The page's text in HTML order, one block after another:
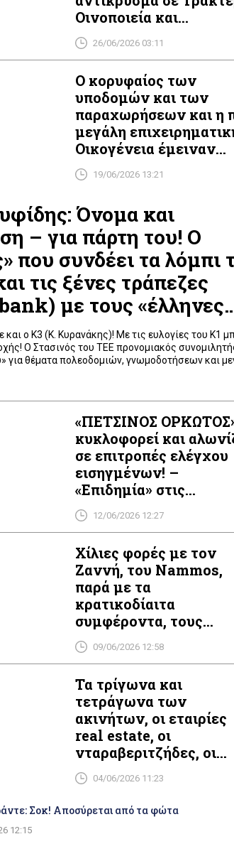
Οινοποιεία και
Ελαιοτριβεία! Οι
επώνυμες καταγγελίες
Εισαγγελία για το νέο
τεράστιο σκάνδαλο!
26/06/2026 03:11
Ο κορυφαίος των
υποδομών και των
παραχωρήσεων και η
μεγάλη
Οικογένεια έμειναν
εκτός ΣΕΒ! Ποιοι και
γιατί «τους πέταξαν
19/06/2026 13:21
Όνομα και
– για πάρτη του! Ο
που συνδέει τα λόμπι
τις ξένες τράπεζες
με τους «έλληνες
ο Κ3 (Κ. Κυρανάκης)! Με τις ευλογίες του Κ1
Ο Στασινός του ΤΕΕ προνομιακός
για θέματα πολεοδομιών, γνωμοδοτήσεων και
πλέγμα για μαλλιά που δεν το παίρνει ο αέρας
«ΠΕΤΣΙΝΟΣ
κυκλοφορεί και
σε επιτροπές ελέγχου
εισηγμένων! –
«Eπιδημία» στις
κατασκευές: Οι
εργολάβοι
«χτυπημένα» και
«άμεσης δαπάνης» έργα
12/06/2026 12:27
Χίλιες φορές με τον
Ζαννή, του Nammos,
παρά με τα
κρατικοδίαιτα
συμφέροντα, τους
φαντασμένους, τα
αρπακτικά και τους
Δημοσίου!
09/06/2026 12:58
Τα τρίγωνα και
τετράγωνα των
ακινήτων, οι εταιρίες
real estate, οι
νταραβεριτζήδες, οι
ενδιάμεσοι και οι πάσης
φύσης επενδυτές!
04/06/2026 11:23
Σοκ! Αποσύρεται από τα φώτα
12:15